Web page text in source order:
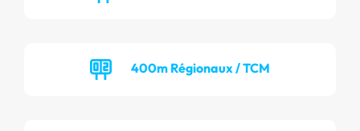
400m Régionaux / TCM